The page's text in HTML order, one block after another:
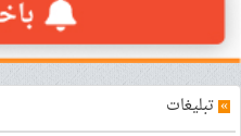
» تبلیغات